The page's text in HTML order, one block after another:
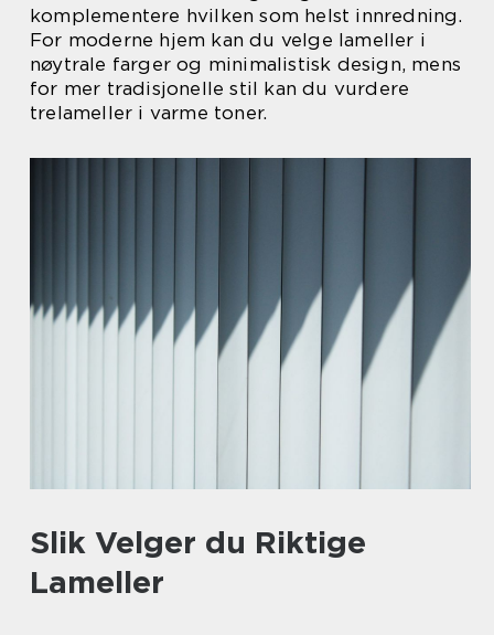
komplementere hvilken som helst innredning.
For moderne hjem kan du velge lameller i
nøytrale farger og minimalistisk design, mens
for mer tradisjonelle stil kan du vurdere
trelameller i varme toner.
Slik Velger du Riktige
Lameller